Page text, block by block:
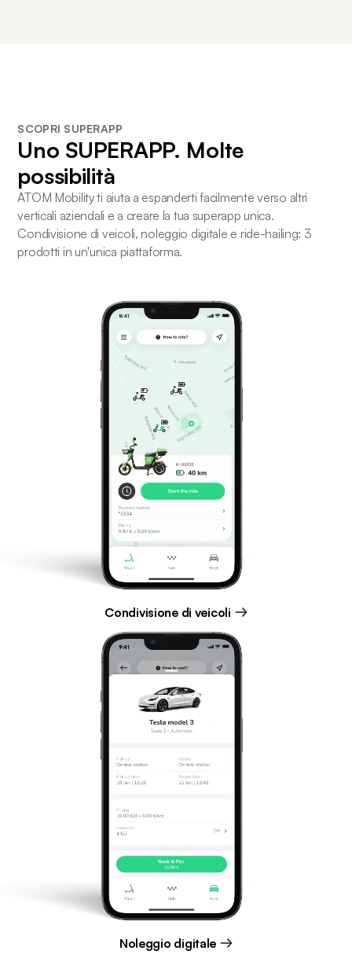
SCOPRI SUPERAPP
Uno SUPERAPP. Molte
possibilità
ATOM Mobility ti aiuta a espanderti facilmente verso altri
verticali aziendali e a creare la tua superapp unica.
Condivisione di veicoli, noleggio digitale e ride-hailing: 3
prodotti in un'unica piattaforma.
Noleggio digitale
Condivisione di veicoli